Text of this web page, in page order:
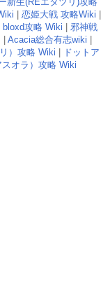
恋姫大戦 攻略Wiki
bloxd攻略 Wiki
邪神戦
Acacia総合有志wiki
）攻略 Wiki
ドットア
オラ）攻略 Wiki